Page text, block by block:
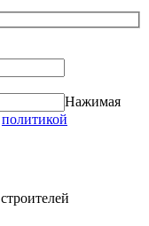
Нажимая
политикой